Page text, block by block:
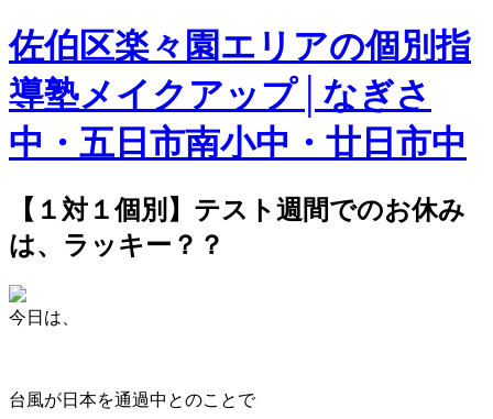
佐伯区楽々園エリアの個別指
導塾メイクアップ│なぎさ
中・五日市南小中・廿日市中
【１対１個別】テスト週間でのお休み
は、ラッキー？？
今日は、
台風が日本を通過中とのことで